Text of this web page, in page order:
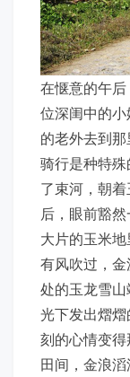
在惬意的午
位深闺中的
的老外去到
骑行是种特殊
了束河，朝
后，眼前豁
大片的玉米
有风吹过，
处的玉龙雪
光下发出熠
刻的心情变
田间，金浪